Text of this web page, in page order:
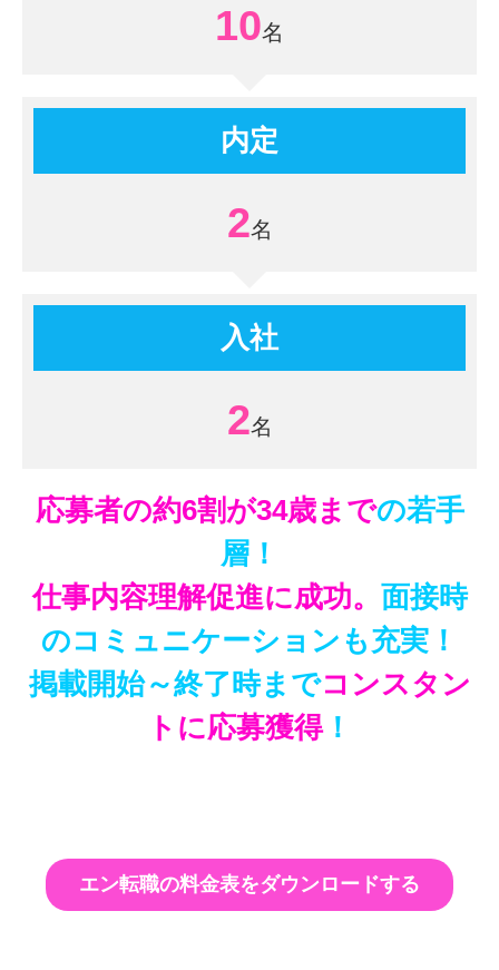
10
内定
2
入社
2
応募者の約6割が34歳までの若手
層！
仕事内容理解促進に成功。 面接時
のコミュニケーションも充実！
掲載開始～終了時までコンスタン
トに応募獲得！
エン転職の料金表をダウンロードする